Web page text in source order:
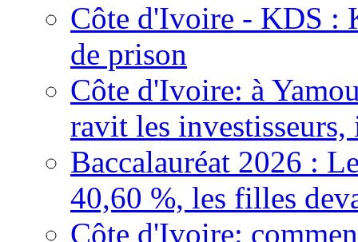
Côte d'Ivoire - KDS :
de prison
Côte d'Ivoire: à
ravit les
Baccalauréat 2026 :
40,60 %, les filles
Côte d'Ivoire: